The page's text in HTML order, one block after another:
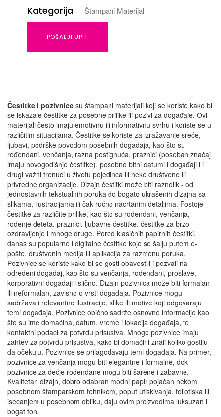
Kategorija: Štampani Materijal
POŠALJI UPIT
Čestitke i pozivnice su štampani materijali koji se koriste kako bi
se iskazale čestitke za posebne prilike ili pozivi za događaje. Ovi
materijali često imaju emotivnu ili informativnu svrhu i koriste se u
različitim situacijama. Čestitke se koriste za izražavanje sreće,
ljubavi, podrške povodom posebnih događaja, kao što su
rođendani, venčanja, razna postignuća, praznici (poseban značaj
imaju novogodišnje čestitke), posebno bitni datumi i događaji i i
drugi važni trenuci u životu pojedinca ili neke društvene ili
privredne organizacije. Dizajn čestitki može biti raznolik - od
jednostavnih tekstualnih poruka do bogato ukrašenih dizajna sa
slikama, ilustracijama ili čak ručno nacrtanim detaljima. Postoje
čestitke za različite prilike, kao što su rođendani, venčanja,
rođenje deteta, praznici, ljubavne čestitke, čestitke za brzo
ozdravljenje i mnoge druge. Pored klasičnih papirnih čestitki,
danas su popularne i digitalne čestitke koje se šalju putem e-
pošte, društvenih medija ili aplikacija za razmenu poruka.
Pozivnice se koriste kako bi se gosti obavestili i pozvali na
određeni događaj, kao što su venčanja, rođendani, proslave,
korporativni događaji i slično. Dizajn pozivnica može biti formalan
ili neformalan, zavisno o vrsti događaja. Pozivnice mogu
sadržavati relevantne ilustracije, slike ili motive koji odgovaraju
temi događaja. Pozivnice obično sadrže osnovne informacije kao
što su ime domaćina, datum, vreme i lokacija događaja, te
kontaktni podaci za potvrdu prisustva. Mnoge pozivnice imaju
zahtev za potvrdu prisustva, kako bi domaćini znali koliko gostiju
da očekuju. Pozivnice se prilagođavaju temi događaja. Na primer,
pozivnice za venčanja mogu biti elegantne i formalne, dok
pozivnice za dečje rođendane mogu biti šarene i zabavne.
Kvalitetan dizajn, dobro odabran modni papir pojačan nekom
posebnom štamparskom tehnikom, poput utiskivanja, foliotiska ili
isecanjem u posebnom obliku, daju ovim proizvodima luksuzan i
bogat ton.